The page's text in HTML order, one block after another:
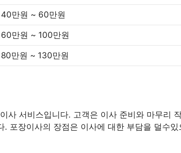
40만원 ~ 60만원
60만원 ~ 100만원
80만원 ~ 130만원
사 서비스입니다. 고객은 이사 준비와 마무리
포장이사의 장점은 이사에 대한 부담을 덜수있